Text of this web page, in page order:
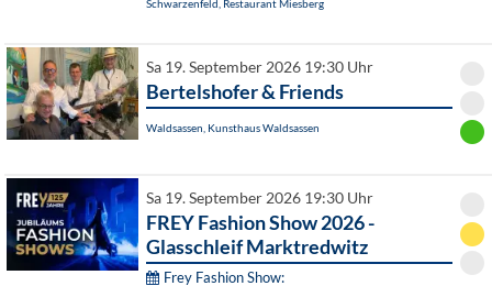
Schwarzenfeld, Restaurant Miesberg
Sa 19. September 2026 19:30 Uhr
Bertelshofer & Friends
Waldsassen, Kunsthaus Waldsassen
Sa 19. September 2026 19:30 Uhr
FREY Fashion Show 2026 -
Glasschleif Marktredwitz
Frey Fashion Show: